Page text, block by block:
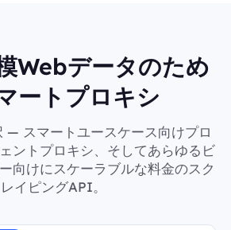
Webデータのため
ートプロキシ
— スマートユースケース向けプロ
ントプロキシ、そしてあらゆるビ
向けにスケーラブルな料金のスク
レイピングAPI。